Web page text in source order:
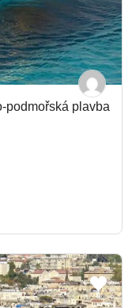
podmořská plavba